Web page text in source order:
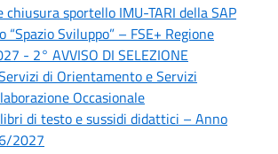
chiusura sportello IMU-TARI della SAP
“Spazio Sviluppo” – FSE+ Regione
- 2° AVVISO DI SELEZIONE
di Orientamento e Servizi
Occasionale
di testo e sussidi didattici – Anno
2027